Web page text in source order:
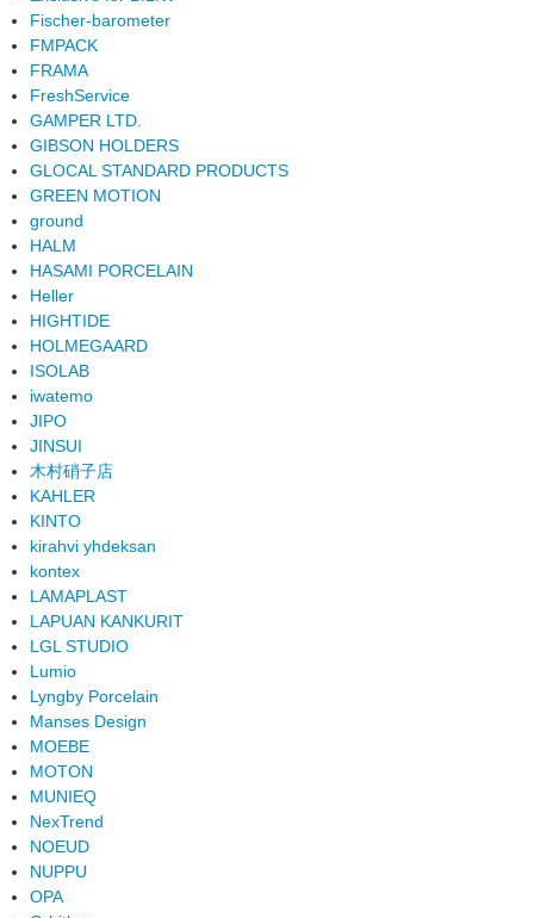
Fischer-barometer
FMPACK
FRAMA
FreshService
GAMPER LTD.
GIBSON HOLDERS
GLOCAL STANDARD PRODUCTS
GREEN MOTION
ground
HALM
HASAMI PORCELAIN
Heller
HIGHTIDE
HOLMEGAARD
ISOLAB
iwatemo
JIPO
JINSUI
木村硝子店
KAHLER
KINTO
kirahvi yhdeksan
kontex
LAMAPLAST
LAPUAN KANKURIT
LGL STUDIO
Lumio
Lyngby Porcelain
Manses Design
MOEBE
MOTON
MUNIEQ
NexTrend
NOEUD
NUPPU
OPA